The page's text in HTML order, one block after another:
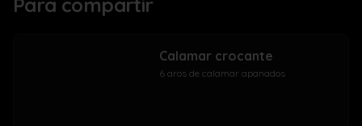
Para compartir
Calamar crocante
6 aros de calamar apanados